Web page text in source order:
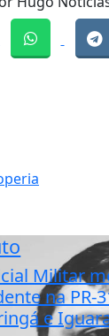
Militar
na PR-
e